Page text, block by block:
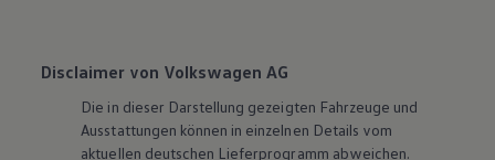
Disclaimer von Volkswagen AG
Die in dieser Darstellung gezeigten Fahrzeuge und
Ausstattungen können in einzelnen Details vom
aktuellen deutschen Lieferprogramm abweichen.